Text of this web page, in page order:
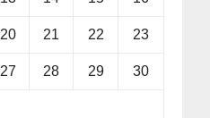
20 21 22 23
27 28 29 30